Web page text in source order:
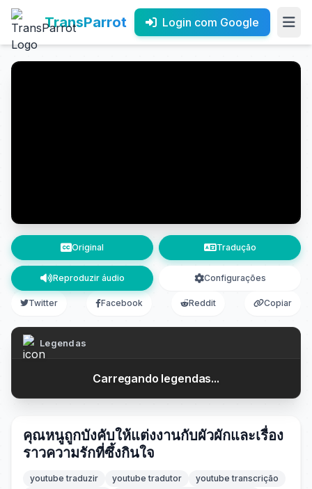
TransParrot Login com Google
Original Tradução
Reproduzir áudio Configurações
Twitter Facebook Reddit Copiar
Legendas
Carregando legendas...
คุณหนูถูกบังคับให้แต่งงานกับผัวผักและเรื่อง
ราวความรักที่ซึ้งกินใจ
youtube traduzir youtube tradutor
youtube transcrição